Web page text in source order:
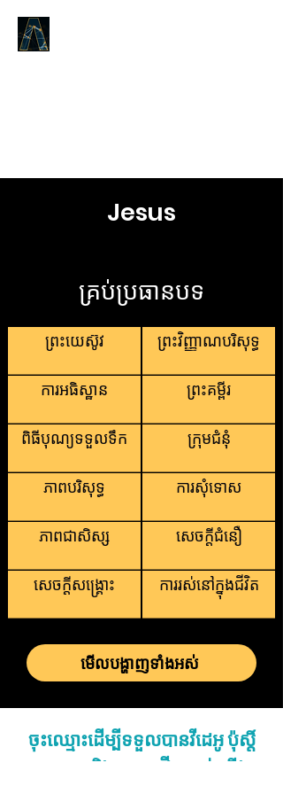
Jesus
គ្រប់ប្រធានបទ
ព្រះយេស៊ូវ
ការអធិស្ឋាន
ពិធីបុណ្យទទួលទឹក
ភាពបរិសុទ្ធ
ភាពជាសិស្ស
សេចក្តីសង្រ្គោះ
ព្រះវិញ្ញាណបរិសុទ្ធ
ព្រះគម្ពីរ
ក្រុមជំនុំ
ការសុំទោស
សេចក្តីជំនឿ
ការរស់នៅក្នុងជីវិត
មើលបង្ហាញទាំងអស់
ចុះឈ្មោះដើម្បីទទួលបានវីដេអូ ប៉ុស្តិ៍
បោះពុម្ព និងអត្ថបទថ្មីៗរបស់យើង